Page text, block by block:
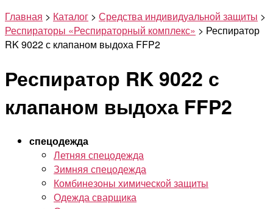
Главная > Каталог > Средства индивидуальной защиты >
Респираторы «Респираторный комплекс» > Респиратор
RK 9022 с клапаном выдоха FFP2
Респиратор RK 9022 с
клапаном выдоха FFP2
спецодежда
Летняя спецодежда
Зимняя спецодежда
Комбинезоны химической защиты
Одежда сварщика